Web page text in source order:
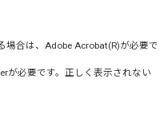
場合は、Adobe Acrobat(R)が必要で
が必要です。正しく表示されない